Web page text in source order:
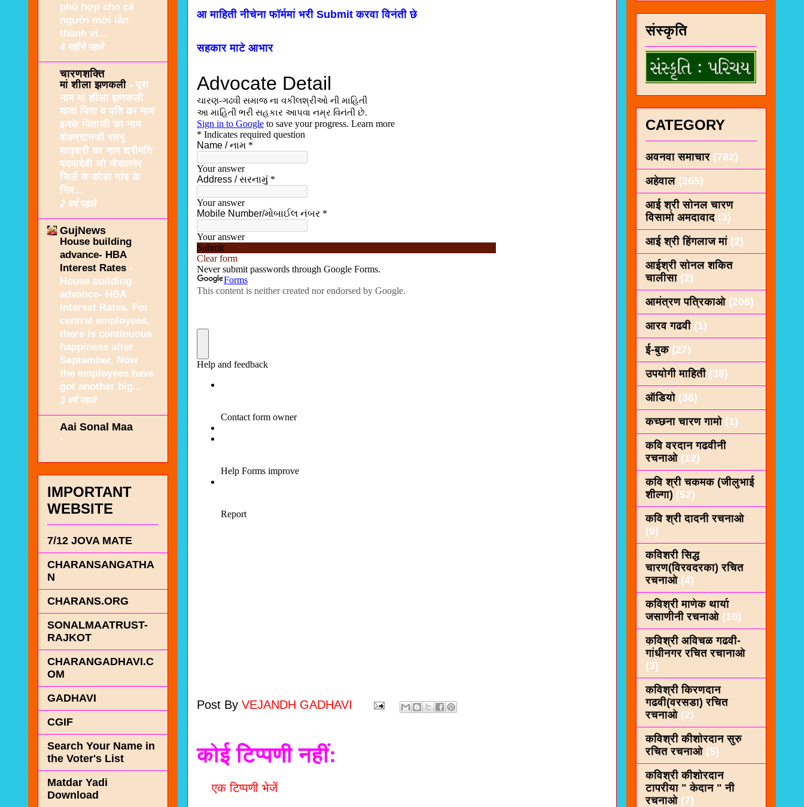
आ माहिती नीचेना फॉर्ममां भरी Submit करवा विनंती छे
सहकार माटे आभार
Post By VEJANDH GADHAVI
कोई टिप्पणी नहीं:
एक टिप्पणी भेजें
phù hợp cho cả
người mới lẫn
thành vi...
4 महीने पहले
चारणशक्ति
मां शीला झणकली - पूरा
नाम मां शीला झणकली
माता पिता व पति का नाम
इनके पिताजी का नाम
शंकरदानजी रतनू
मातृश्री का नाम श्रीमति
पदमादेवी जो जैसलमेर
जिलें के कोडा गांव के
निव...
2 वर्ष पहले
GujNews
House building
advance- HBA
Interest Rates -
House building
advance- HBA
Interest Rates. For
central employees,
there is continuous
happiness after
September. Now
the employees have
got another big...
3 वर्ष पहले
Aai Sonal Maa
-
IMPORTANT
WEBSITE
7/12 JOVA MATE
CHARANSANGATHA
N
CHARANS.ORG
SONALMAATRUST-
RAJKOT
CHARANGADHAVI.C
OM
GADHAVI
CGIF
Search Your Name in
the Voter's List
Matdar Yadi
Download
संस्कृति
CATEGORY
अवनवा समाचार (782)
अहेवाल (265)
आई श्री सोनल चारण
विसामो अमदावाद (3)
आई श्री हिंगलाज मां (2)
आईश्री सोनल शकित
चालीसा (2)
आमंत्रण पत्रिकाओ (208)
आरव गढवी (1)
ई-बुक (27)
उपयोगी माहिती (38)
ऑडियो (36)
कच्छना चारण गामो (1)
कवि वरदान गढवीनी
रचनाओ (12)
कवि श्री चकमक (जीलुभाई
शील्गा) (52)
कवि श्री दादनी रचनाओ
(9)
कविशरी सिद्ध
चारण(विरवदरका) रचित
रचनाओ (4)
कविश्री माणेक थार्या
जसाणीनी रचनाओ (10)
कविश्री अविचळ गढवी-
गांधीनगर रचित रचानाओ
(3)
कविश्री किरणदान
गढवी(वरसडा) रचित
रचनाओ (2)
कविश्री कीशाेरदान सुरु
रचित रचनाओ (5)
कविश्री कीशोरदान
टापरीया " केदान " नी
रचनाओ (7)